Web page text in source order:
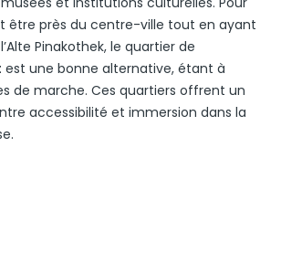
être près du centre-ville tout en ayant
Pinakothek, le quartier de
est une bonne alternative, étant à
de marche. Ces quartiers offrent un
accessibilité et immersion dans la